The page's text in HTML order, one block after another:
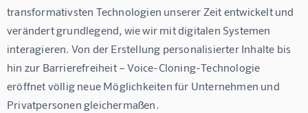
transformativsten Technologien unserer Zeit entwickelt und
verändert grundlegend, wie wir mit digitalen Systemen
interagieren. Von der Erstellung personalisierter Inhalte bis
hin zur Barrierefreiheit – Voice-Cloning-Technologie
eröffnet völlig neue Möglichkeiten für Unternehmen und
Privatpersonen gleichermaßen.